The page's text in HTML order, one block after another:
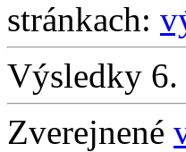
stránkach:
Výsledky 6.
Zverejnené